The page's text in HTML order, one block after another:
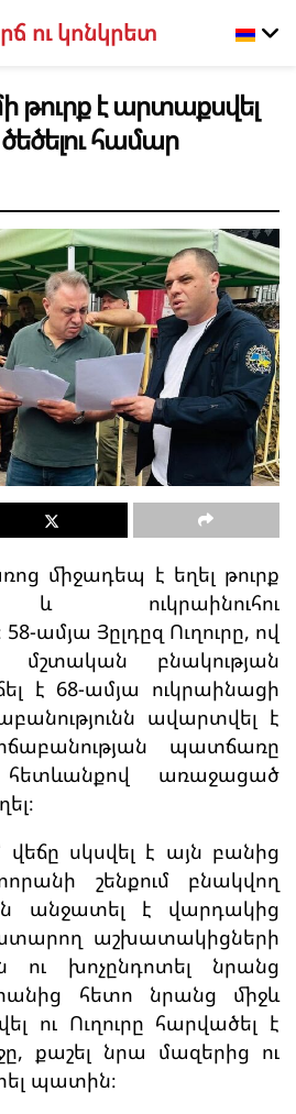
ու կոնկրետ
թուրք է արտաքսվել
համար
միջադեպ է եղել թուրք
և ուկրաինուհու
ամյա Յըլդըզ Ուղուրը, ով
մշտական բնակության
է 68-ամյա ուկրաինացի
ավարտվել է
պատճառը
հետևանքով առաջացած
վեճը սկսվել է այն բանից
շենքում բնակվող
անջատել է վարդակից
աշխատակիցների
ու խոչընդոտել նրանց
հետո նրանց միջև
ու Ուղուրը հարվածել է
քաշել նրա մազերից ու
պատին։